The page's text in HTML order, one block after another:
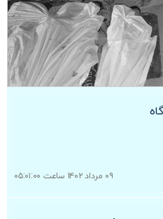
۰۹ مرداد ۱۴۰۲ ساعت ۰۵:۰۱:۰۰